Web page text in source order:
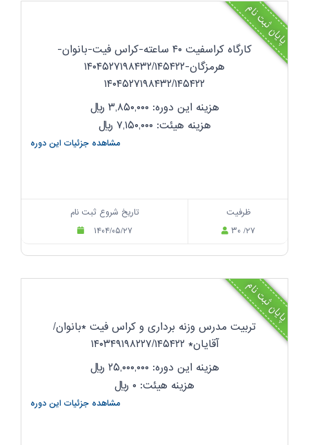
پایان ثبت نام
کارگاه کراسفیت ۴۰ ساعته-کراس فیت-بانوان-
هرمزگان-۱۴۰۴۵۲۷۱۹۸۴۳۲/۱۴۵۴۲۲
۱۴۰۴۵۲۷۱۹۸۴۳۲/۱۴۵۴۲۲
هزینه این دوره: ۳,۸۵۰,۰۰۰
ریال
هزینه هیئت: ۷,۱۵۰,۰۰۰
ریال
مشاهده جزئیات این دوره
تاریخ شروع ثبت نام
۱۴۰۴/۰۵/۲۷
ظرفیت
۳۰ /۲۷
پایان ثبت نام
تربیت مدرس وزنه برداری و کراس فیت *بانوان/
آقایان* ۱۴۰۳۴۹۱۹۸۲۲۷/۱۴۵۴۲۲
هزینه این دوره: ۲۵,۰۰۰,۰۰۰
ریال
هزینه هیئت: ۰
ریال
مشاهده جزئیات این دوره